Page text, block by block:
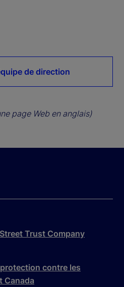
de direction
page Web en anglais)
Trust Company
contre les
Canada